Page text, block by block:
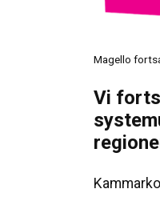
Magello
Vi